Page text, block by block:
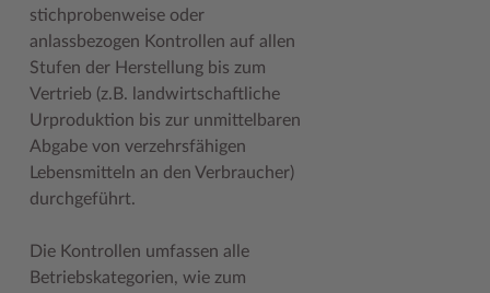
Publikationen
Wo Sie uns finden
Wunsch-Kennzeichen ↗
Zuständigkeitsfinder SH ↗
Pressemeldungen
Social Media
Stellenangebote
Stormarninfo
Termine
Woche der Seelischen Gesundheit
Stabsbereiche
Städte und Gemeinden
Wahlen im Kreis
Wappen und Geschichte
Wappenrolle
Zahlen, Daten, Fakten
Termine und Veranstaltungen
Tourismus
Umlandscout Hamburg
Vereine und Gruppen
Wälder und Moore
stichprobenweise oder
anlassbezogen Kontrollen auf allen
Stufen der Herstellung bis zum
Vertrieb (z.B. landwirtschaftliche
Urproduktion bis zur unmittelbaren
Abgabe von verzehrsfähigen
Lebensmitteln an den Verbraucher)
durchgeführt.
Die Kontrollen umfassen alle
Betriebskategorien, wie zum